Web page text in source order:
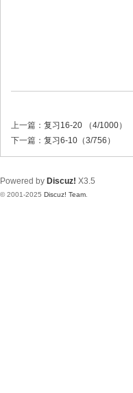
上一篇： 复习16-20 （4/1000）
下一篇： 复习6-10（3/756）
Powered by Discuz! X3.5
© 2001-2025 Discuz! Team